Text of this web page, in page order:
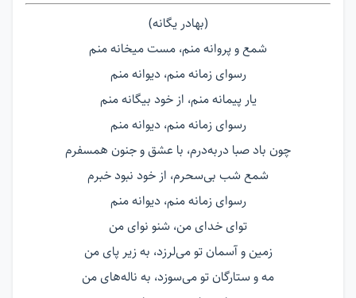
(بهادر یگانه)
شمع و پروانه منم، مست میخانه منم
رسوای زمانه منم، دیوانه منم
یار پیمانه منم، از خود بیگانه منم
رسوای زمانه منم، دیوانه منم
چون باد صبا دربه‌درم، با عشق و جنون همسفرم
شمع شب بی‌سحرم، از خود نبود خبرم
رسوای زمانه منم، دیوانه منم
توای خدای من، شنو نوای من
زمین و آسمان تو می‌لرزد، به زیر پای من
مه و ستارگان تو می‌سوزد، به ناله‌های من